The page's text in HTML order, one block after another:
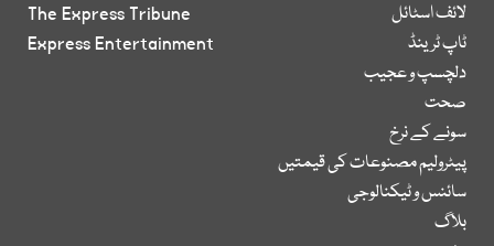
لائف اسٹائل
ٹاپ ٹرینڈ
دلچسپ و عجیب
صحت
سونے کے نرخ
پیٹرولیم مصنوعات کی قیمتیں
سائنس و ٹیکنالوجی
بلاگ
The Express Tribune
Express Entertainment